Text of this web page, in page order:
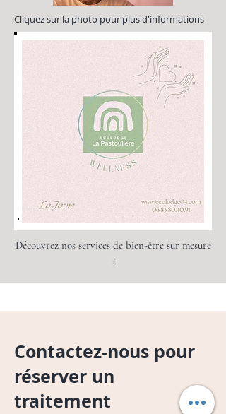
Cliquez sur la photo pour plus d'informations
Découvrez nos services de bien-être sur mesure
:
Contactez-nous pour
réserver un
traitement